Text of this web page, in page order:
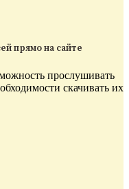
прямо на сайте
прослушивать
скачивать их